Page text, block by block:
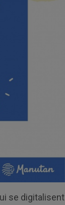
se digitalisent